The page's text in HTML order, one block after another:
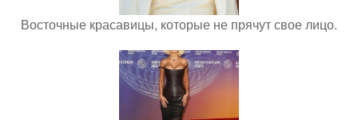
Восточные красавицы, которые не прячут свое лицо.